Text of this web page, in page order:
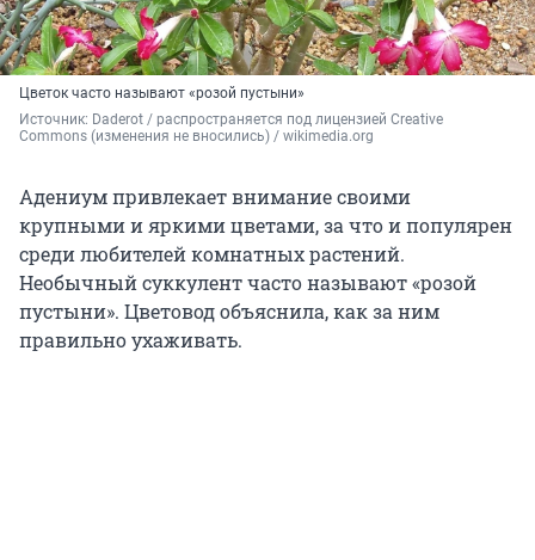
Цветок часто называют «розой пустыни»
Источник: Daderot / распространяется под лицензией Creative
Commons (изменения не вносились) / wikimedia.org
Адениум привлекает внимание своими
крупными и яркими цветами, за что и популярен
среди любителей комнатных растений.
Необычный суккулент часто называют «розой
пустыни». Цветовод объяснила, как за ним
правильно ухаживать.